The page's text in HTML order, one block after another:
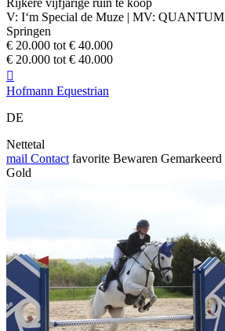
Rijkere vijfjarige ruin te koop
V: I‘m Special de Muze | MV: QUANTUM
Springen
€ 20.000 tot € 40.000
€ 20.000 tot € 40.000

Hofmann Equestrian
DE
Nettetal
mail Contact favorite Bewaren Gemarkeerd
Gold